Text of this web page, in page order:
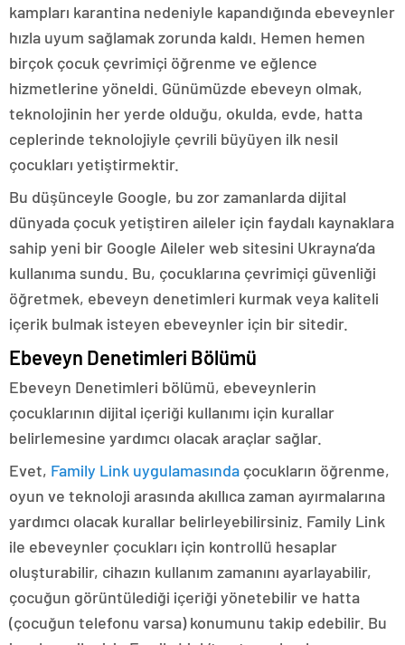
kampları karantina nedeniyle kapandığında ebeveynler
hızla uyum sağlamak zorunda kaldı. Hemen hemen
birçok çocuk çevrimiçi öğrenme ve eğlence
hizmetlerine yöneldi. Günümüzde ebeveyn olmak,
teknolojinin her yerde olduğu, okulda, evde, hatta
ceplerinde teknolojiyle çevrili büyüyen ilk nesil
çocukları yetiştirmektir.
Bu düşünceyle Google, bu zor zamanlarda dijital
dünyada çocuk yetiştiren aileler için faydalı kaynaklara
sahip yeni bir Google Aileler web sitesini Ukrayna’da
kullanıma sundu. Bu, çocuklarına çevrimiçi güvenliği
öğretmek, ebeveyn denetimleri kurmak veya kaliteli
içerik bulmak isteyen ebeveynler için bir sitedir.
Ebeveyn Denetimleri Bölümü
Ebeveyn Denetimleri bölümü, ebeveynlerin
çocuklarının dijital içeriği kullanımı için kurallar
belirlemesine yardımcı olacak araçlar sağlar.
Evet, Family Link uygulamasında çocukların öğrenme,
oyun ve teknoloji arasında akıllıca zaman ayırmalarına
yardımcı olacak kurallar belirleyebilirsiniz. Family Link
ile ebeveynler çocukları için kontrollü hesaplar
oluşturabilir, cihazın kullanım zamanını ayarlayabilir,
çocuğun görüntülediği içeriği yönetebilir ve hatta
(çocuğun telefonu varsa) konumunu takip edebilir. Bu